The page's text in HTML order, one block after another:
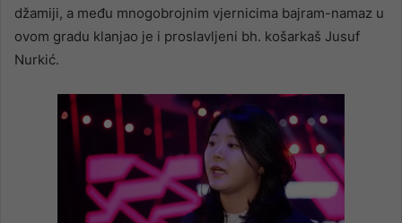
džamiji, a među mnogobrojnim vjernicima bajram-namaz u
ovom gradu klanjao je i proslavljeni bh. košarkaš Jusuf
Nurkić.